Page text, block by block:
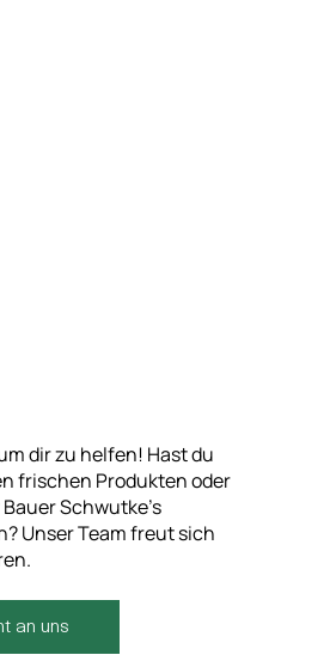
dir zu helfen! Hast du
frischen Produkten oder
Schwutke's
Unser Team freut sich
an uns